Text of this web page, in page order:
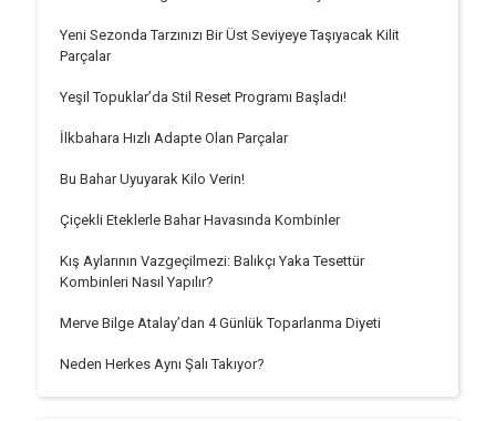
Yeni Sezonda Tarzınızı Bir Üst Seviyeye Taşıyacak Kilit
Parçalar
Yeşil Topuklar’da Stil Reset Programı Başladı!
İlkbahara Hızlı Adapte Olan Parçalar
Bu Bahar Uyuyarak Kilo Verin!
Çiçekli Eteklerle Bahar Havasında Kombinler
Kış Aylarının Vazgeçilmezi: Balıkçı Yaka Tesettür
Kombinleri Nasıl Yapılır?
Merve Bilge Atalay’dan 4 Günlük Toparlanma Diyeti
Neden Herkes Aynı Şalı Takıyor?